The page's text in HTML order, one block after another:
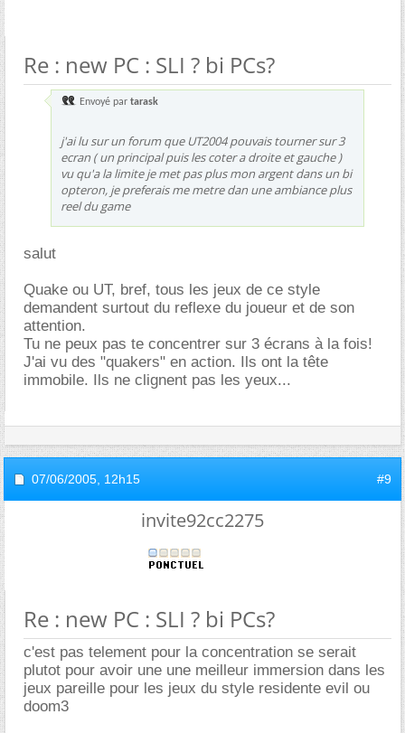
Re : new PC : SLI ? bi PCs?
Envoyé par tarask
j'ai lu sur un forum que UT2004 pouvais tourner sur 3
ecran ( un principal puis les coter a droite et gauche )
vu qu'a la limite je met pas plus mon argent dans un bi
opteron, je preferais me metre dan une ambiance plus
reel du game
salut
Quake ou UT, bref, tous les jeux de ce style
demandent surtout du reflexe du joueur et de son
attention.
Tu ne peux pas te concentrer sur 3 écrans à la fois!
J'ai vu des "quakers" en action. Ils ont la tête
immobile. Ils ne clignent pas les yeux...
07/06/2005, 12h15 #9
invite92cc2275
Re : new PC : SLI ? bi PCs?
c'est pas telement pour la concentration se serait
plutot pour avoir une une meilleur immersion dans les
jeux pareille pour les jeux du style residente evil ou
doom3